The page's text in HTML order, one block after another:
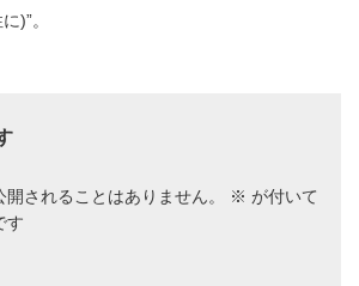
)”。
されることはありません。 ※ が付いて
す